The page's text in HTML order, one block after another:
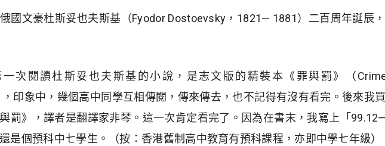
國文豪杜斯妥也夫斯基（Fyodor Dostoevsky，1821— 1881）二百周年誕辰
一次閱讀杜斯妥也夫斯基的小說，是志文版的精裝本《罪與罰》（Crime
印象中，幾個高中同學互相傳閱，傳來傳去，也不記得有沒有看完。後來我
罰》，譯者是翻譯家非琴。這一次肯定看完了。因為在書末，我寫上「
是個預科中七學生。（按：香港舊制高中教育有預科課程，亦即中學七年級）